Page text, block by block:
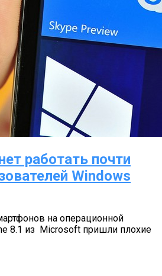
работать почти
Windows
на операционной
8.1 из Microsoft пришли плохие